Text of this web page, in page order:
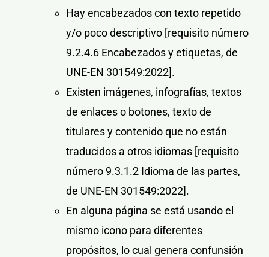
Hay encabezados con texto repetido
y/o poco descriptivo [requisito número
9.2.4.6 Encabezados y etiquetas, de
UNE-EN 301549:2022].
Existen imágenes, infografías, textos
de enlaces o botones, texto de
titulares y contenido que no están
traducidos a otros idiomas [requisito
número 9.3.1.2 Idioma de las partes,
de UNE-EN 301549:2022].
En alguna página se está usando el
mismo icono para diferentes
propósitos, lo cual genera confunsión